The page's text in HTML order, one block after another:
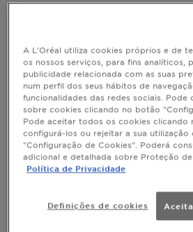
SIMULAR COR
Garnier Olia é uma coloração
visivelmente a qualidade do
longa duração e um cuidado
cobre 100% dos cabelos brancos.
MOSTRAR MAIS
A L'Oréal utiliza cookies próprios e de
os nossos serviços, para fins analíticos,
publicidade relacionada com as suas
num perfil dos seus hábitos de
funcionalidades das redes sociais. Pode
sobre cookies clicando no botão
Pode aceitar todos os cookies
configurá-los ou rejeitar a sua
"Configuração de Cookies". Poderá
adicional e detalhada sobre Proteção de
Política de Privacidade
Definições de cookies